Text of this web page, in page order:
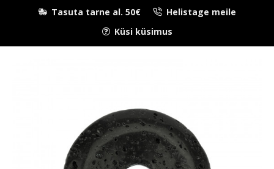
Tasuta tarne al. 50€
Helistage meile
Küsi küsimus